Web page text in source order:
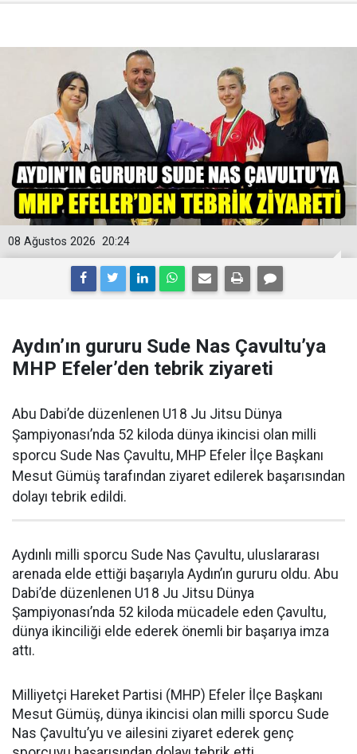
20:24
08 Ağustos 2026
Aydın’ın gururu Sude Nas Çavultu’ya
MHP Efeler’den tebrik ziyareti
Abu Dabi’de düzenlenen U18 Ju Jitsu Dünya
Şampiyonası’nda 52 kiloda dünya ikincisi olan milli
sporcu Sude Nas Çavultu, MHP Efeler İlçe Başkanı
Mesut Gümüş tarafından ziyaret edilerek başarısından
dolayı tebrik edildi.
Aydınlı milli sporcu Sude Nas Çavultu, uluslararası
arenada elde ettiği başarıyla Aydın’ın gururu oldu. Abu
Dabi’de düzenlenen U18 Ju Jitsu Dünya
Şampiyonası’nda 52 kiloda mücadele eden Çavultu,
dünya ikinciliği elde ederek önemli bir başarıya imza
attı.
Milliyetçi Hareket Partisi (MHP) Efeler İlçe Başkanı
Mesut Gümüş, dünya ikincisi olan milli sporcu Sude
Nas Çavultu’yu ve ailesini ziyaret ederek genç